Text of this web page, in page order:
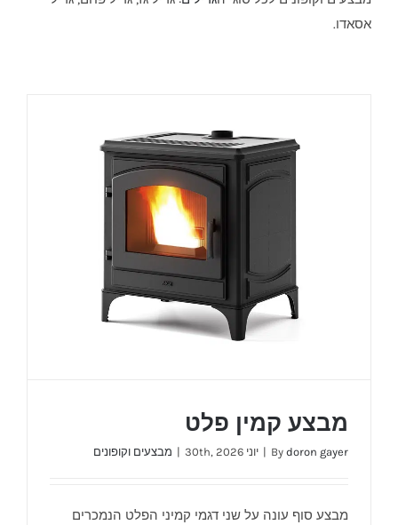
אסאדו.
מבצע קמין פלט
By doron gayer
| יוני 30th, 2026 | מבצעים וקופונים
מבצע סוף עונה על שני דגמי קמיני הפלט הנמכרים